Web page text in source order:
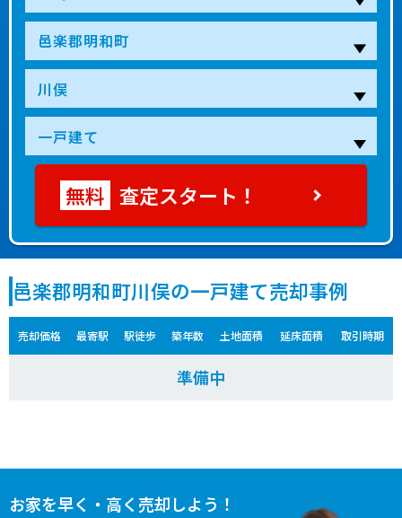
査定スタート！
邑楽郡明和町川俣の一戸建て売却事例
売却価格 最寄駅 駅徒歩 築年数 土地面積 延床面積 取引時期
準備中
お家を早く・高く売却しよう！